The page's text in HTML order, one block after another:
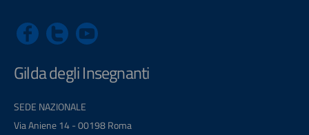
Gilda degli Insegnanti
SEDE NAZIONALE
Via Aniene 14 - 00198 Roma